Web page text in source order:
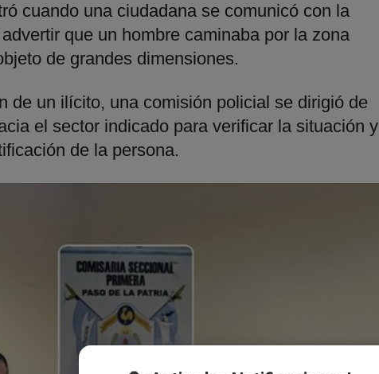
cuando una ciudadana se comunicó con la
que un hombre caminaba por la zona
de grandes dimensiones.
de un ilícito, una comisión policial se dirigió de
el sector indicado para verificar la situación y
de la persona.